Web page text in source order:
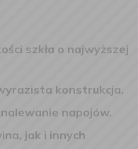
szkła o najwyższej
konstrukcja.
napojów.
jak i innych